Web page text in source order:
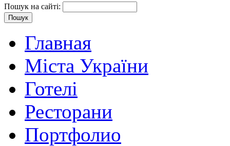
Пошук на сайті:
Главная
Міста України
Готелі
Ресторани
Портфолио